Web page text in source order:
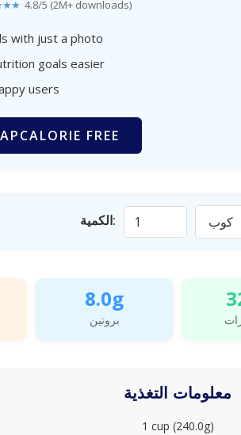
4.8/5 (2M+ downloads)
with just a photo
goals easier
users
FREE
الكمية:
8.0g
بروتين
معلومات التغذية
1 cup (240.0g)